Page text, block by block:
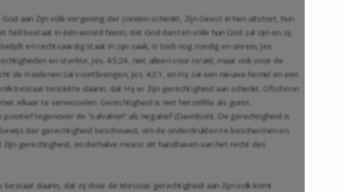
aan Zijn volk vergeving der zonden schenkt, Zijn Geest in hen uitstort, hun
bestaat in één woord hierin, dat God dan ten volle hun God zal zijn en zij
en rechtvaardig staat in zijn zaak, is toch nog zondig en onrein, Jes.
en sterkte, Jes. 45:24 , niet alleen voor Israël, maar ook voor de
de Heidenen zal voortbrengen, Jes. 42:1 , en Hij zal een nieuwe hemel en een
bestaat tenslotte daarin, dat Hij er Zijn gerechtigheid aan schenkt. Ofschoon
elkaar te verwisselen. Gerechtigheid is niet hetzelfde als gunst,
tegenover de “salvation” als negatief (Davidson). De gerechtigheid is
der gerechtigheid beschouwd, om de onderdrukten te beschermen en
gerechtigheid, en derhalve moest dit handhaven van het recht des
bestaat daarin, dat zij door de Messias gerechtigheid aan Zijn volk komt